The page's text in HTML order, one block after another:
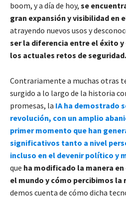
boom, y a día de hoy, se
gran expansión y visibilidad en
atrayendo nuevos usos y
ser la diferencia entre el éxito
los actuales retos de seguridad.
Contrariamente a muchas otras
surgido a lo largo de la historia
promesas, la IA ha demostrado
revolución, con un amplio
primer momento que han
significativos tanto a nivel
incluso en el devenir político y
que ha modificado la manera
el mundo y cómo percibimos la
demos cuenta de cómo dicha